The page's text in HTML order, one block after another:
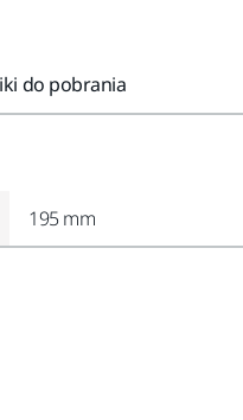
do pobrania
195 mm